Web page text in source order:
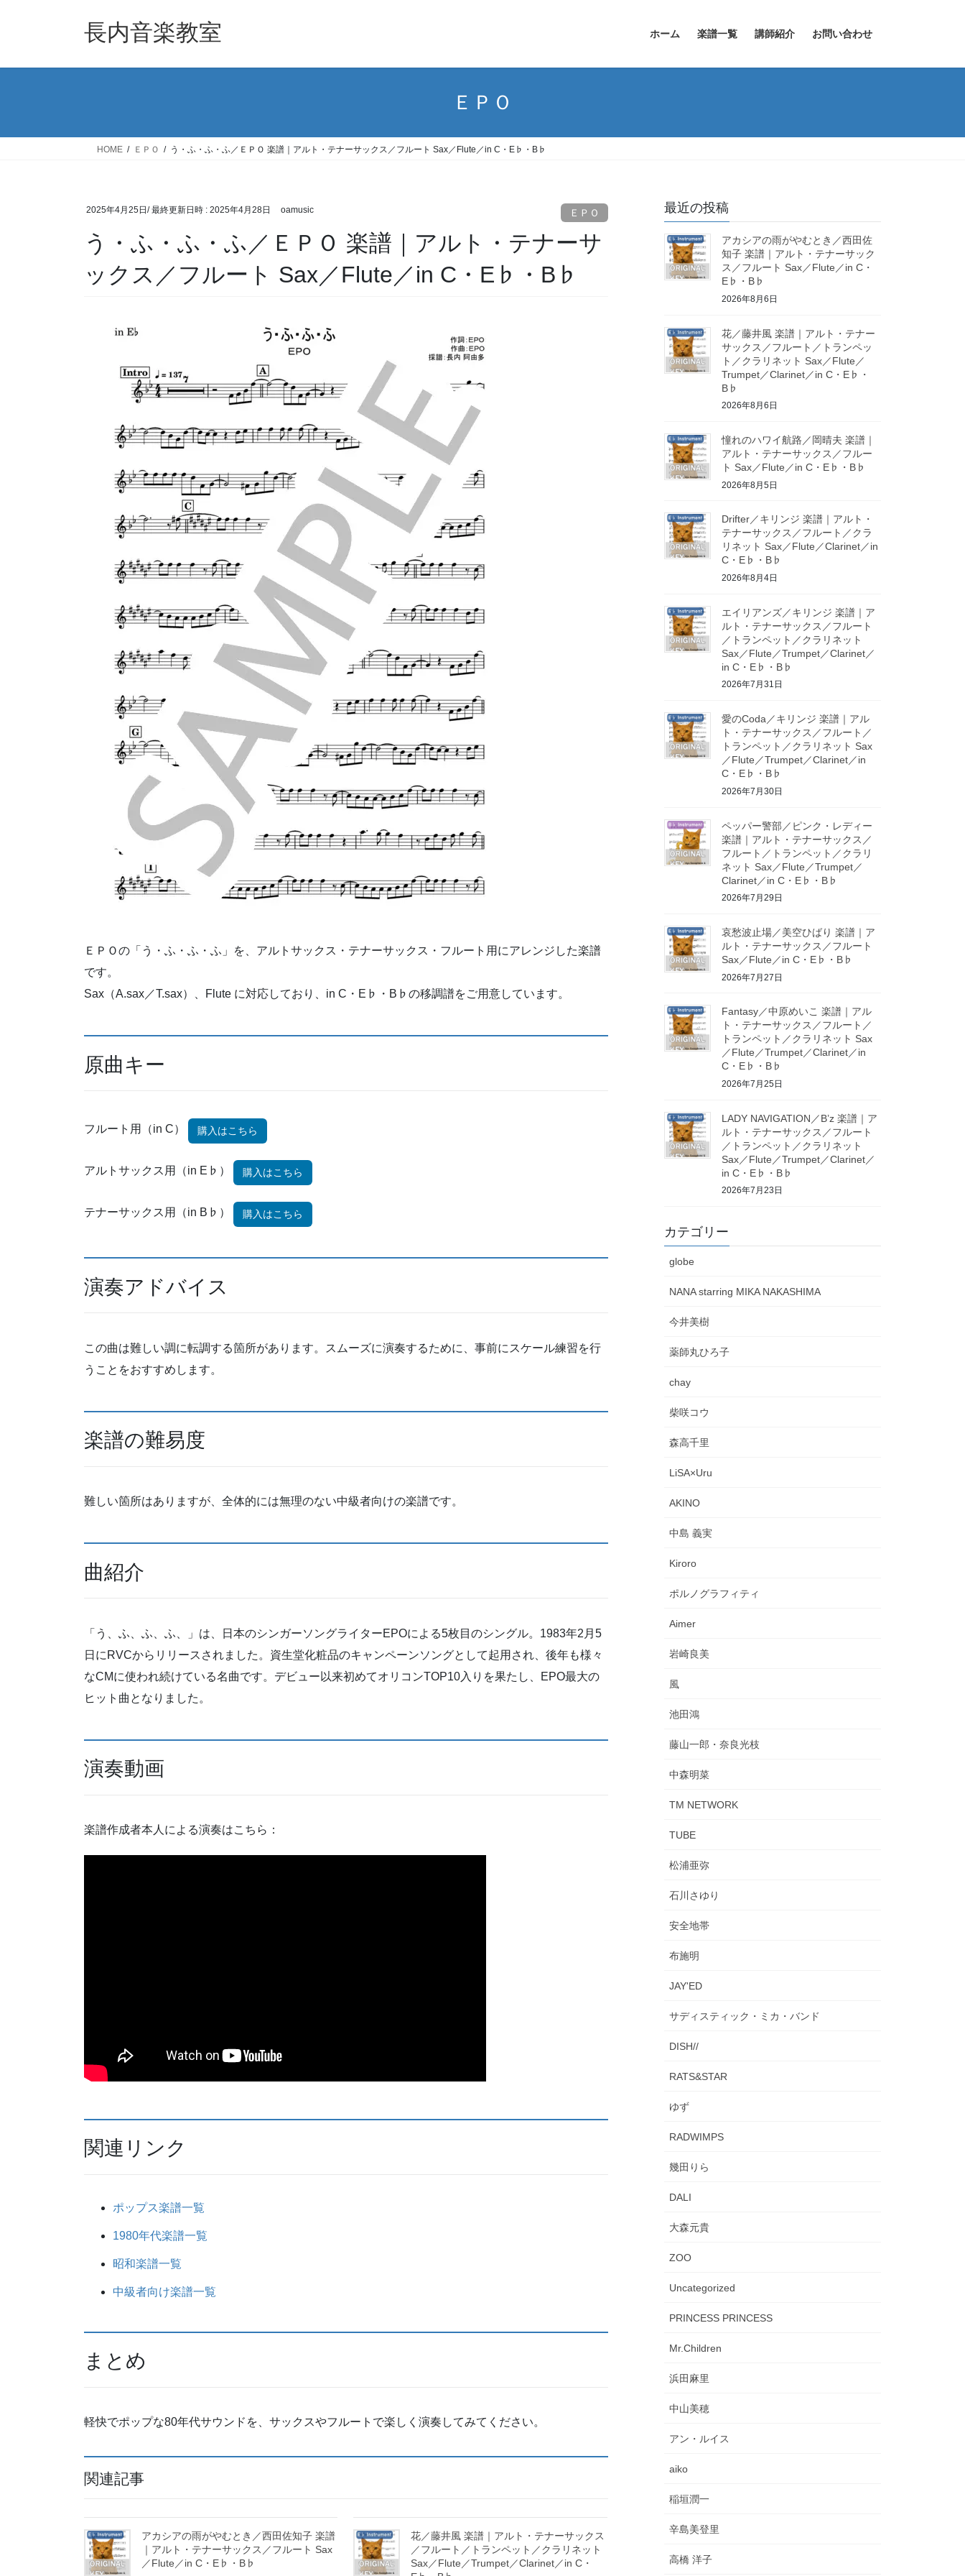
長内音楽教室 ホーム 楽譜一覧 講師紹介 お問い合わせ
ＥＰＯ
HOME ＥＰＯ う・ふ・ふ・ふ／ＥＰＯ 楽譜｜アルト・テナーサックス／フルート Sax／Flute／in C・E♭・B♭
2025年4月25日 / 最終更新日時 : 2025年4月28日 oamusic ＥＰＯ
う・ふ・ふ・ふ／ＥＰＯ 楽譜｜アルト・テナーサ
ックス／フルート Sax／Flute／in C・E♭・B♭
ＥＰＯの「う・ふ・ふ・ふ」を、アルトサックス・テナーサックス・フルート用にアレンジした楽譜
です。
Sax（A.sax／T.sax）、Flute に対応しており、in C・E♭・B♭の移調譜をご用意しています。
原曲キー
フルート用（in C） 購入はこちら
アルトサックス用（in E♭） 購入はこちら
テナーサックス用（in B♭） 購入はこちら
演奏アドバイス
この曲は難しい調に転調する箇所があります。スムーズに演奏するために、事前にスケール練習を行
うことをおすすめします。
楽譜の難易度
難しい箇所はありますが、全体的には無理のない中級者向けの楽譜です。
曲紹介
「う、ふ、ふ、ふ、」は、日本のシンガーソングライターEPOによる5枚目のシングル。1983年2月5
日にRVCからリリースされました。資生堂化粧品のキャンペーンソングとして起用され、後年も様々
なCMに使われ続けている名曲です。デビュー以来初めてオリコンTOP10入りを果たし、EPO最大の
ヒット曲となりました。
演奏動画
楽譜作成者本人による演奏はこちら：
関連リンク
ポップス楽譜一覧
1980年代楽譜一覧
昭和楽譜一覧
中級者向け楽譜一覧
まとめ
軽快でポップな80年代サウンドを、サックスやフルートで楽しく演奏してみてください。
関連記事
アカシアの雨がやむとき／西田佐知子 楽譜
｜アルト・テナーサックス／フルート Sax
／Flute／in C・E♭・B♭
花／藤井風 楽譜｜アルト・テナーサックス
／フルート／トランペット／クラリネット
Sax／Flute／Trumpet／Clarinet／in C・
最近の投稿
アカシアの雨がやむとき／西田佐
知子 楽譜｜アルト・テナーサック
ス／フルート Sax／Flute／in C・
E♭・B♭
2026年8月6日
花／藤井風 楽譜｜アルト・テナー
サックス／フルート／トランペッ
ト／クラリネット Sax／Flute／
Trumpet／Clarinet／in C・E♭・
B♭
2026年8月6日
憧れのハワイ航路／岡晴夫 楽譜｜
アルト・テナーサックス／フルー
ト Sax／Flute／in C・E♭・B♭
2026年8月5日
Drifter／キリンジ 楽譜｜アルト・
テナーサックス／フルート／クラ
リネット Sax／Flute／Clarinet／in
C・E♭・B♭
2026年8月4日
エイリアンズ／キリンジ 楽譜｜ア
ルト・テナーサックス／フルート
／トランペット／クラリネット
Sax／Flute／Trumpet／Clarinet／
in C・E♭・B♭
2026年7月31日
愛のCoda／キリンジ 楽譜｜アル
ト・テナーサックス／フルート／
トランペット／クラリネット Sax
／Flute／Trumpet／Clarinet／in
C・E♭・B♭
2026年7月30日
ペッパー警部／ピンク・レディー
楽譜｜アルト・テナーサックス／
フルート／トランペット／クラリ
ネット Sax／Flute／Trumpet／
Clarinet／in C・E♭・B♭
2026年7月29日
哀愁波止場／美空ひばり 楽譜｜ア
ルト・テナーサックス／フルート
Sax／Flute／in C・E♭・B♭
2026年7月27日
Fantasy／中原めいこ 楽譜｜アル
ト・テナーサックス／フルート／
トランペット／クラリネット Sax
／Flute／Trumpet／Clarinet／in
C・E♭・B♭
2026年7月25日
LADY NAVIGATION／B’z 楽譜｜ア
ルト・テナーサックス／フルート
／トランペット／クラリネット
Sax／Flute／Trumpet／Clarinet／
in C・E♭・B♭
2026年7月23日
カテゴリー
globe
NANA starring MIKA NAKASHIMA
今井美樹
薬師丸ひろ子
chay
柴咲コウ
森高千里
LiSA×Uru
AKINO
中島 義実
Kiroro
ポルノグラフィティ
Aimer
岩崎良美
風
池田鴻
藤山一郎・奈良光枝
中森明菜
TM NETWORK
TUBE
松浦亜弥
石川さゆり
安全地帯
布施明
JAY'ED
サディスティック・ミカ・バンド
DISH//
RATS&STAR
ゆず
RADWIMPS
幾田りら
DALI
大森元貴
ZOO
Uncategorized
PRINCESS PRINCESS
Mr.Children
浜田麻里
中山美穂
アン・ルイス
aiko
稲垣潤一
辛島美登里
高橋 洋子